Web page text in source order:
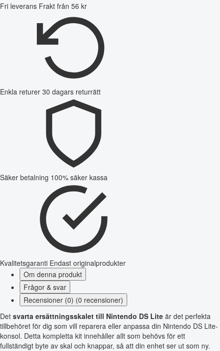
Fri leverans Frakt från 56 kr
Enkla returer 30 dagars returrätt
Säker betalning 100% säker kassa
Kvalitetsgaranti Endast originalprodukter
Om denna produkt
Frågor & svar
Recensioner (0) (0 recensioner)
Det svarta ersättningsskalet till Nintendo DS Lite är det perfekta
tillbehöret för dig som vill reparera eller anpassa din Nintendo DS Lite-
konsol. Detta kompletta kit innehåller allt som behövs för ett
fullständigt byte av skal och knappar, så att din enhet ser ut som ny.